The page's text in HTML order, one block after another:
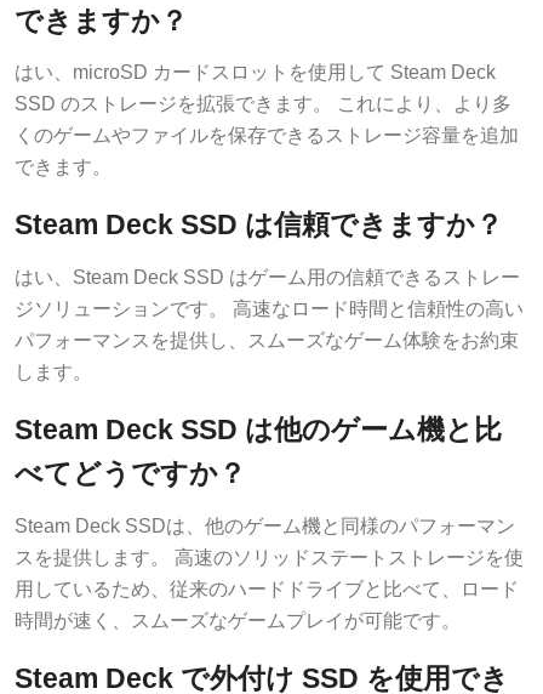
できますか？
はい、microSD カードスロットを使用して Steam Deck
SSD のストレージを拡張できます。 これにより、より多
くのゲームやファイルを保存できるストレージ容量を追加
できます。
Steam Deck SSD は信頼できますか？
はい、Steam Deck SSD はゲーム用の信頼できるストレー
ジソリューションです。 高速なロード時間と信頼性の高い
パフォーマンスを提供し、スムーズなゲーム体験をお約束
します。
Steam Deck SSD は他のゲーム機と比
べてどうですか？
Steam Deck SSDは、他のゲーム機と同様のパフォーマン
スを提供します。 高速のソリッドステートストレージを使
用しているため、従来のハードドライブと比べて、ロード
時間が速く、スムーズなゲームプレイが可能です。
Steam Deck で外付け SSD を使用でき